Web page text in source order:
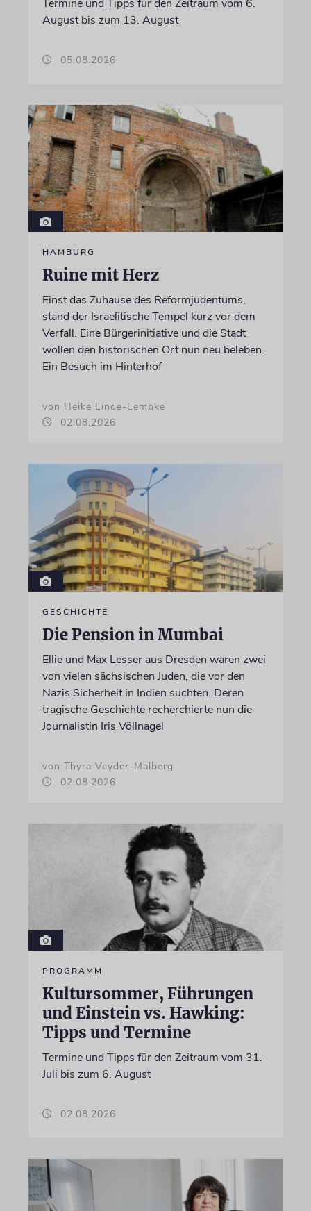
Termine und Tipps für den Zeitraum vom 6.
August bis zum 13. August
05.08.2026
HAMBURG
Ruine mit Herz
Einst das Zuhause des Reformjudentums,
stand der Israelitische Tempel kurz vor dem
Verfall. Eine Bürgerinitiative und die Stadt
wollen den historischen Ort nun neu beleben.
Ein Besuch im Hinterhof
von Heike Linde-Lembke
02.08.2026
GESCHICHTE
Die Pension in Mumbai
Ellie und Max Lesser aus Dresden waren zwei
von vielen sächsischen Juden, die vor den
Nazis Sicherheit in Indien suchten. Deren
tragische Geschichte recherchierte nun die
Journalistin Iris Völlnagel
von Thyra Veyder-Malberg
02.08.2026
PROGRAMM
Kultursommer, Führungen
und Einstein vs. Hawking:
Tipps und Termine
Termine und Tipps für den Zeitraum vom 31.
Juli bis zum 6. August
02.08.2026